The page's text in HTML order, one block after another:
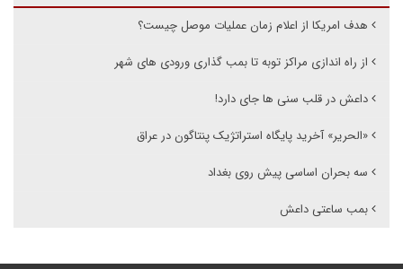
هدف امریکا از اعلام زمان عملیات موصل چیست؟
از راه اندازی مراکز توبه تا بمب گذاری ورودی های شهر
داعش در قلب سنی ها جای دارد!
«الحریر» آخرید پایگاه استراتژیک پنتاگون در عراق
سه بحران اساسی پیش روی بغداد
بمب ساعتی داعش